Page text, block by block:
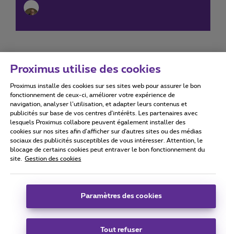
Conditions d'utilisation Accessibility statement
Tous droits réservés. © 2026 Proximus
Conditions générales, info consommateur
Coordonnées de l’entreprise
Boulevard du Roi Albert II 27 - B-1030 Bruxelles.
Proximus utilise des cookies
Proximus installe des cookies sur ses sites web pour assurer le bon
fonctionnement de ceux-ci, améliorer votre expérience de
navigation, analyser l’utilisation, et adapter leurs contenus et
publicités sur base de vos centres d’intérêts. Les partenaires avec
lesquels Proximus collabore peuvent également installer des
cookies sur nos sites afin d’afficher sur d'autres sites ou des médias
sociaux des publicités susceptibles de vous intéresser. Attention, le
blocage de certains cookies peut entraver le bon fonctionnement du
site.
Gestion des cookies
Paramètres des cookies
Tout refuser